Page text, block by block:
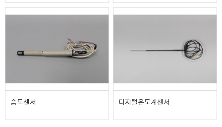
습도센서 디지털온도계센서